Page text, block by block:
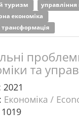
туризм
економіка
та
2021
Економіка /